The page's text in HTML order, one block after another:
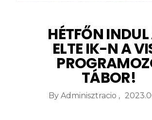
HÉTFŐN
ELTE IK-N A
TÁBOR!
By Adminisztracio